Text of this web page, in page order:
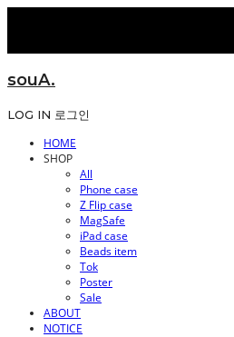
souA.
LOG IN 로그인
HOME
SHOP
All
Phone case
Z Flip case
MagSafe
iPad case
Beads item
Tok
Poster
Sale
ABOUT
NOTICE